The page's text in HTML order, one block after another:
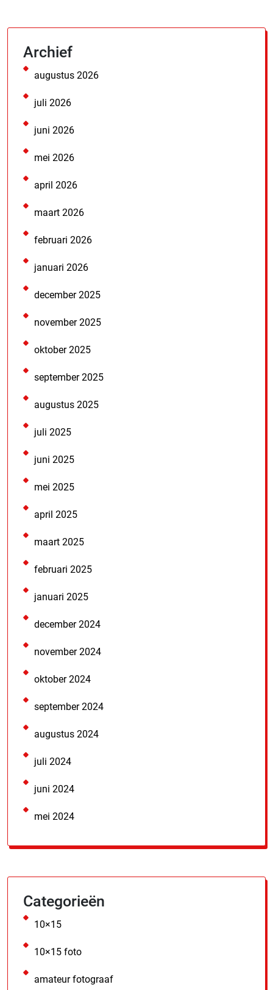
Archief
augustus 2026
juli 2026
juni 2026
mei 2026
april 2026
maart 2026
februari 2026
januari 2026
december 2025
november 2025
oktober 2025
september 2025
augustus 2025
juli 2025
juni 2025
mei 2025
april 2025
maart 2025
februari 2025
januari 2025
december 2024
november 2024
oktober 2024
september 2024
augustus 2024
juli 2024
juni 2024
mei 2024
Categorieën
10×15
10×15 foto
amateur fotograaf